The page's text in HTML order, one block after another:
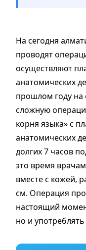
На сегодня
проводят
осуществляют
анатомических
прошлом году на
сложную
корня языка» с
анатомических
долгих 7 часов
это время
вместе с кожей,
см. Операция
настоящий
но и